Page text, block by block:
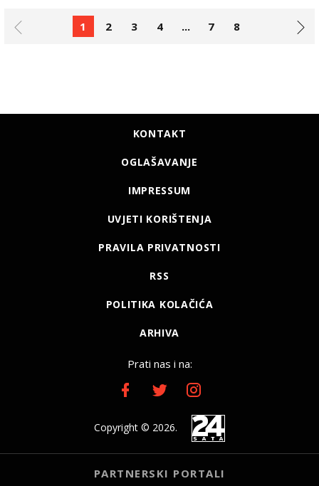
1 2 3 4 ... 7 8
KONTAKT
OGLAŠAVANJE
IMPRESSUM
UVJETI KORIŠTENJA
PRAVILA PRIVATNOSTI
RSS
POLITIKA KOLAČIĆA
ARHIVA
Prati nas i na:
Copyright © 2026.
PARTNERSKI PORTALI